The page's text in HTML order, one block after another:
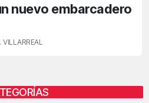
nuevo embarcadero